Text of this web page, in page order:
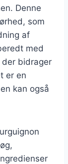
Denne
som
af
med
bidrager
er en
kan også